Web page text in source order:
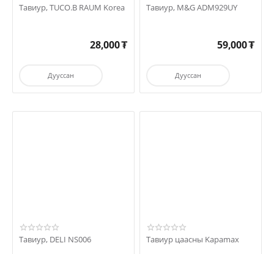
Тавиур, TUCO.B RAUM Korea
28,000₮
Дууссан
Тавиур, M&G ADM929UY
59,000₮
Дууссан
Тавиур, DELI NS006 Тавиур цаасны Kapamax